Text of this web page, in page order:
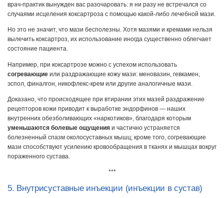
врач-практик вынужден вас разочаровать: я ни разу не встречался со
случаями исцеления коксартроза с помощью какой-либо лечебной мази.
Но это не значит, что мази бесполезны. Хотя мазями и кремами нельзя
вылечить коксартроз, их использование иногда существенно облегчает
состояние пациента.
Например, при коксартрозе можно с успехом использовать
согревающие или раздражающие кожу мази: меновазин, гевкамен,
эспол, финалгон, никофлекс-крем или другие аналогичные мази.
Доказано, что происходящее при втирании этих мазей раздражение
рецепторов кожи приводит к выработке эндорфинов — наших
внутренних обезболивающих «наркотиков», благодаря которым
уменьшаются болевые ощущения и частично устраняется
болезненный спазм околосуставных мышц; кроме того, согревающие
мази способствуют усилению кровообращения в тканях и мышцах вокруг
пораженного сустава.
***
5. Внутрисуставные инъекции (инъекции в сустав)